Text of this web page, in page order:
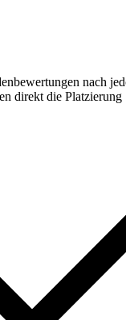
nach
direkt die Platzierung